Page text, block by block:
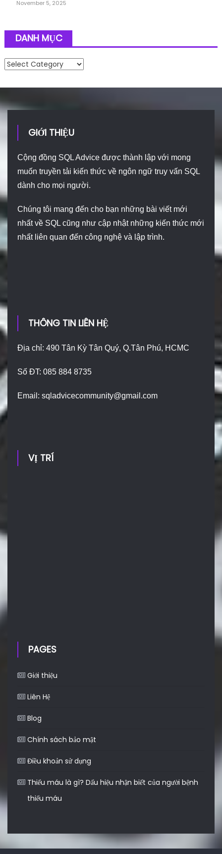
November 5, 2025
DANH MỤC
Danh mục
GIỚI THIỆU
Cộng đồng SQL Advice được thành lập với mong
muốn truyền tải kiến thức về ngôn ngữ truy vấn SQL
dành cho mọi người.
Chúng tôi mang đến cho bạn những bài viết mới
nhất về SQL cũng như cập nhật những kiến thức mới
nhất liên quan đến công nghệ và lập trình.
THÔNG TIN LIÊN HỆ
Địa chỉ: 490 Tân Kỳ Tân Quý, Q.Tân Phú, HCMC
Số ĐT: 085 884 8735
Email:sqladvicecommunity@gmail.com
VỊ TRÍ
PAGES
Giới thiệu
Liên Hệ
Blog
Chính sách bảo mật
Điều khoản sử dụng
Thiếu máu là gì? Dấu hiệu nhận biết của người bệnh
thiếu máu